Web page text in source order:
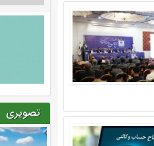
تصویری